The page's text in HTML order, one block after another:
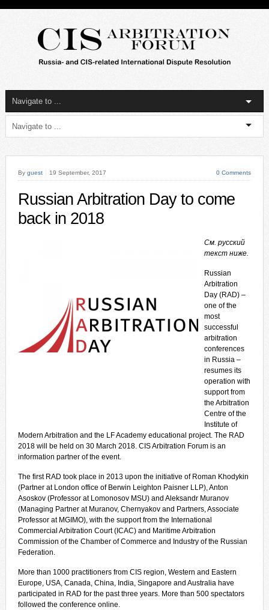
By guest 19 September, 2017 0 Comments
Russian Arbitration Day to come
back in 2018
См. русский
текст ниже.
Russian
Arbitration
Day (RAD) –
one of the
most
successful
arbitration
conferences
in Russia –
resumes its
operation with
support from
the Arbitration
Centre of the
Institute of
Modern Arbitration and the LF Academy educational project. The RAD
2018 will be held on 30 March 2018. CIS Arbitration Forum is an
information partner of the event.
The first RAD took place in 2013 upon the initiative of Roman Khodykin
(Partner at London office of Berwin Leighton Paisner LLP), Anton
Asoskov (Professor at Lomonosov MSU) and Aleksandr Muranov
(Managing Partner at Muranov, Chernyakov and Partners, Associate
Professor at MGIMO), with the support from the International
Commercial Arbitration Court (ICAC) and Maritime Arbitration
Commission of the Chamber of Commerce and Industry of the Russian
Federation.
More than 1000 practitioners from CIS region, Western and Eastern
Europe, USA, Canada, China, India, Singapore and Australia have
participated in RAD for the past three years. More than 500 spectators
followed the conference online.